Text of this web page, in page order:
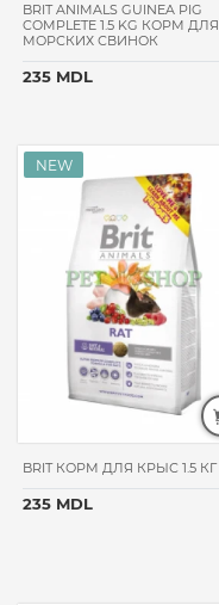
BRIT ANIMALS GUINEA PIG
COMPLETE 1.5 KG КОРМ ДЛЯ
МОРСКИХ СВИНОК
235 MDL
BRIT КОРМ ДЛЯ КРЫС 1.5 КГ
235 MDL